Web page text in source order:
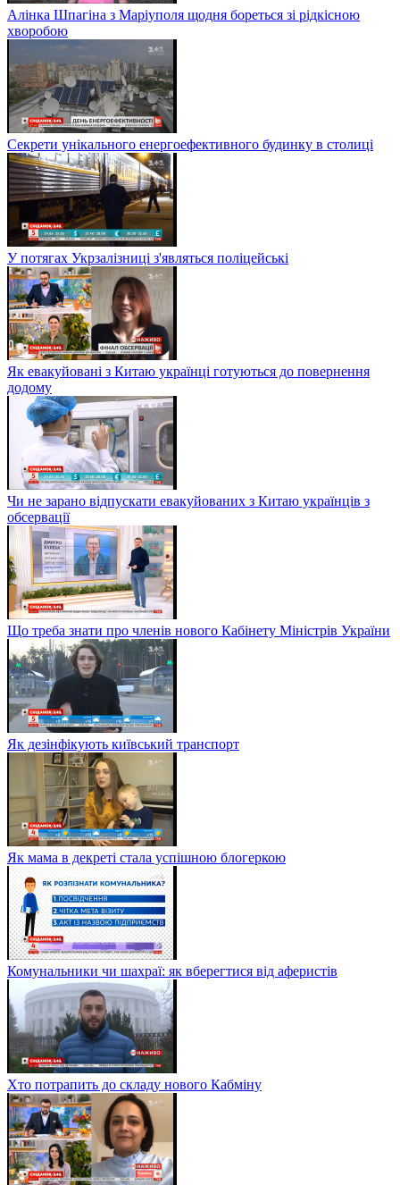
Алінка Шпагіна з Маріуполя щодня бореться зі рідкісною
хворобою
Секрети унікального енергоефективного будинку в столиці
У потягах Укрзалізниці з'являться поліцейські
Як евакуйовані з Китаю українці готуються до повернення
додому
Чи не зарано відпускати евакуйованих з Китаю українців з
обсервації
Що треба знати про членів нового Кабінету Міністрів України
Як дезінфікують київський транспорт
Як мама в декреті стала успішною блогеркою
Комунальники чи шахраї: як вберегтися від аферистів
Хто потрапить до складу нового Кабміну